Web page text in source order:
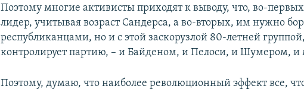
Поэтому многие активисты приходят к выводу, что, во-
лидер, учитывая возраст Сандерса, а во-вторых, им нужно
республиканцами, но и с этой заскорузлой 80-летней
контролирует партию, – и Байденом, и Пелоси, и Шумером,
Поэтому, думаю, что наиболее революционный эффект все,